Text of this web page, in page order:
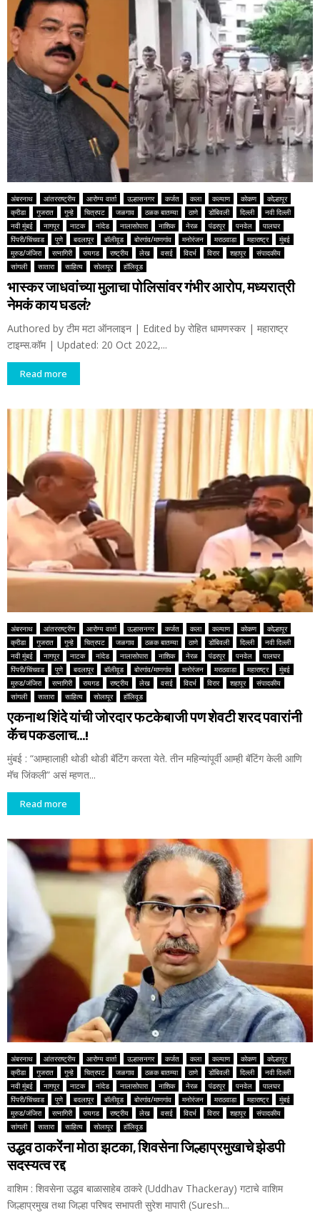
अंबरनाथ आंतरराष्ट्रीय आरोग्य वार्ता उल्हासनगर कर्जत कला कल्याण कोकण
कोल्हापूर
क्रीडा
गुजरात गुन्हे चित्रपट जळगाव ठळक बातम्या ठाणे डोंबिवली दिल्ली
नवी दिल्ली
नवी मुंबई
नागपूर नाटक नांदेड नालासोपारा नाशिक नेरळ पंढरपूर पनवेल
पालघर
पिंपरी/चिंचवड
पुणे बदलापूर बॉलीवूड बोरगांव/माणगांव मनोरंजन मराठवाडा महाराष्ट्र
मुंबई
मुरुड/जंजिरा
रत्नागिरी रायगड राष्ट्रीय लेख वसई विदर्भ विरार शहापूर
संपादकीय
सांगली
सातारा साहित्य सोलापूर हॉलिवूड
भास्कर जाधवांच्या मुलाचा पोलिसांवर गंभीर आरोप, मध्यरात्री
नेमकं काय घडलं?
Authored by टीम मटा ऑनलाइन | Edited by रोहित धामणस्कर | महाराष्ट्र
टाइम्स.कॉम | Updated: 20 Oct 2022,...
Read more
अंबरनाथ आंतरराष्ट्रीय आरोग्य वार्ता उल्हासनगर कर्जत कला कल्याण कोकण
कोल्हापूर
क्रीडा
गुजरात गुन्हे चित्रपट जळगाव ठळक बातम्या ठाणे डोंबिवली दिल्ली
नवी दिल्ली
नवी मुंबई
नागपूर नाटक नांदेड नालासोपारा नाशिक नेरळ पंढरपूर पनवेल
पालघर
पिंपरी/चिंचवड
पुणे बदलापूर बॉलीवूड बोरगांव/माणगांव मनोरंजन मराठवाडा महाराष्ट्र
मुंबई
मुरुड/जंजिरा
रत्नागिरी रायगड राष्ट्रीय लेख वसई विदर्भ विरार शहापूर
संपादकीय
सांगली
सातारा साहित्य सोलापूर हॉलिवूड
एकनाथ शिंदे यांची जोरदार फटकेबाजी पण शेवटी शरद पवारांनी
कॅच पकडलाच…!
मुंबई : “आम्हालाही थोडी थोडी बॅटिंग करता येते. तीन महिन्यांपूर्वी आम्ही बॅटिंग केली आणि
मॅच जिंकली” असं म्हणत...
Read more
अंबरनाथ आंतरराष्ट्रीय आरोग्य वार्ता उल्हासनगर कर्जत कला कल्याण कोकण
कोल्हापूर
क्रीडा
गुजरात गुन्हे चित्रपट जळगाव ठळक बातम्या ठाणे डोंबिवली दिल्ली
नवी दिल्ली
नवी मुंबई
नागपूर नाटक नांदेड नालासोपारा नाशिक नेरळ पंढरपूर पनवेल
पालघर
पिंपरी/चिंचवड
पुणे बदलापूर बॉलीवूड बोरगांव/माणगांव मनोरंजन मराठवाडा महाराष्ट्र
मुंबई
मुरुड/जंजिरा
रत्नागिरी रायगड राष्ट्रीय लेख वसई विदर्भ विरार शहापूर
संपादकीय
सांगली
सातारा साहित्य सोलापूर हॉलिवूड
उद्धव ठाकरेंना मोठा झटका, शिवसेना जिल्हाप्रमुखाचे झेडपी
सदस्यत्व रद्द
वाशिम : शिवसेना उद्धव बाळासाहेब ठाकरे (Uddhav Thackeray) गटाचे वाशिम
जिल्हाप्रमुख तथा जिल्हा परिषद सभापती सुरेश मापारी (Suresh...